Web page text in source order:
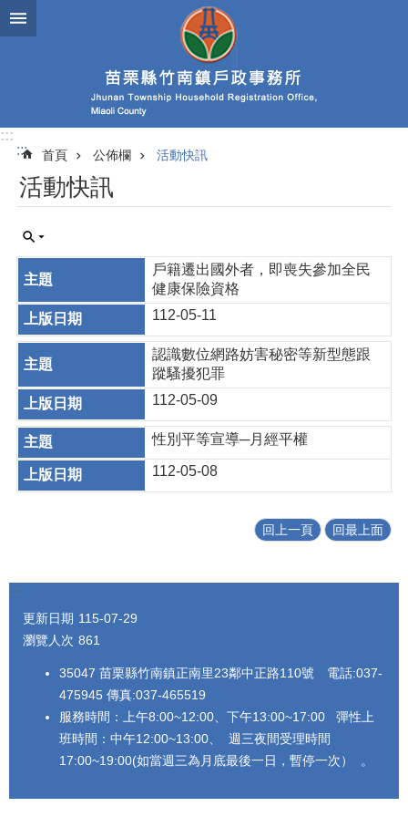
跳到主要內容區塊
:::
:::
首頁 公佈欄 活動快訊
活動快訊
戶籍遷出國外者，即喪失參加全民
健康保險資格
112-05-11
認識數位網路妨害秘密等新型態跟
蹤騷擾犯罪
112-05-09
性別平等宣導─月經平權
112-05-08
回上一頁 回最上面
:::
更新日期 115-07-29
瀏覽人次 861
35047 苗栗縣竹南鎮正南里23鄰中正路110號 電話:037-
475945 傳真:037-465519
服務時間：上午8:00~12:00、下午13:00~17:00 彈性上
班時間：中午12:00~13:00、 週三夜間受理時間
17:00~19:00(如當週三為月底最後一日，暫停一次） 。